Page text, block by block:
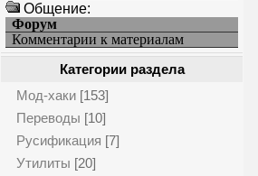
Общение:
Форум
Комментарии к материалам
Категории раздела
Мод-хаки [153]
Переводы [10]
Русификация [7]
Утилиты [20]